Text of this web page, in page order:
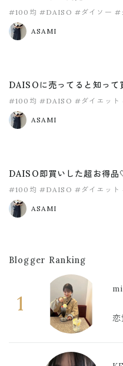
#100均 #DAISO #ダイソー #
ASAMI
DAISOに売ってると知って
#100均 #DAISO #ダイエット
ASAMI
DAISO即買いした超お得品
#100均 #DAISO #ダイエット
ASAMI
Blogger Ranking
1